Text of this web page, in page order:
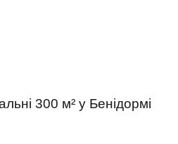
300 м² у Бенідормі